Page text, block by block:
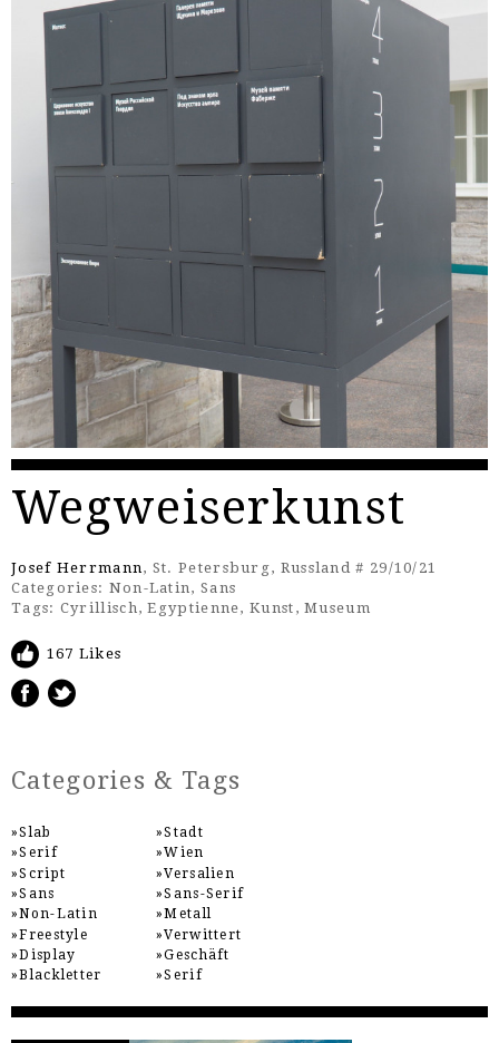
Wegweiserkunst
Josef Herrmann , St. Petersburg, Russland # 29/10/21
Categories: Non-Latin , Sans
Tags: Cyrillisch ,Egyptienne,Kunst ,Museum
167 Likes
Categories & Tags
Slab
Serif
Script
Sans
Non-Latin
Freestyle
Display
Blackletter
Stadt
Wien
Versalien
Sans-Serif
Metall
Verwittert
Geschäft
Serif